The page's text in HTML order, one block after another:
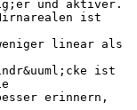
und aktiver.
ist
linear als
ist
erinnern,